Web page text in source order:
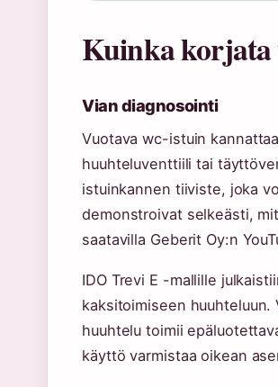
Kuinka korjata
Vian diagnosointi
Vuotava wc-istuin
huuhteluventtiili tai
istuinkannen tiiviste, joka
demonstroivat selkeästi,
saatavilla Geberit Oy:n
IDO Trevi E -mallille
kaksitoimiseen
huuhtelu toimii
käyttö varmistaa oikean